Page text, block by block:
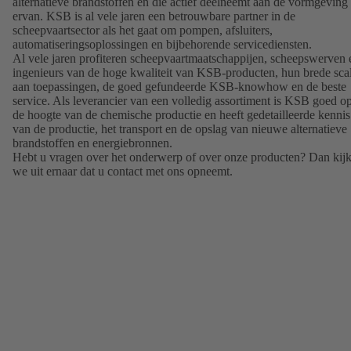
ervan. KSB is al vele jaren een betrouwbare partner in de
scheepvaartsector als het gaat om pompen, afsluiters,
automatiseringsoplossingen en bijbehorende servicediensten.
Al vele jaren profiteren scheepvaartmaatschappijen, scheepswerven
ingenieurs van de hoge kwaliteit van KSB-producten, hun brede
aan toepassingen, de goed gefundeerde KSB-knowhow en de beste
service. Als leverancier van een volledig assortiment is KSB goed
de hoogte van de chemische productie en heeft gedetailleerde kennis
van de productie, het transport en de opslag van nieuwe alternatieve
brandstoffen en energiebronnen.
Hebt u vragen over het onderwerp of over onze producten? Dan
we uit ernaar dat u contact met ons opneemt.